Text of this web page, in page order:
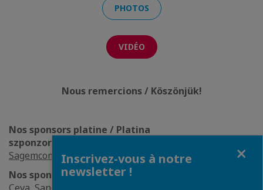
PHOTOS
VIDÉO
Nous remercions / Köszönjük!
Nos sponsors platine / Platina
szponzoraink:
Sagemcom Magyarország Kft.
Nos sponsors or / Arany szponzoraink:
Inscrivez-vous à notre
newsletter !